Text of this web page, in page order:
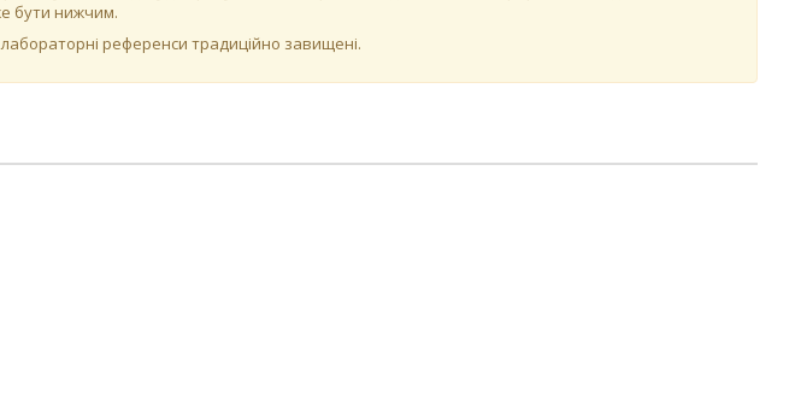
бути нижчим.
референси традиційно завищені.